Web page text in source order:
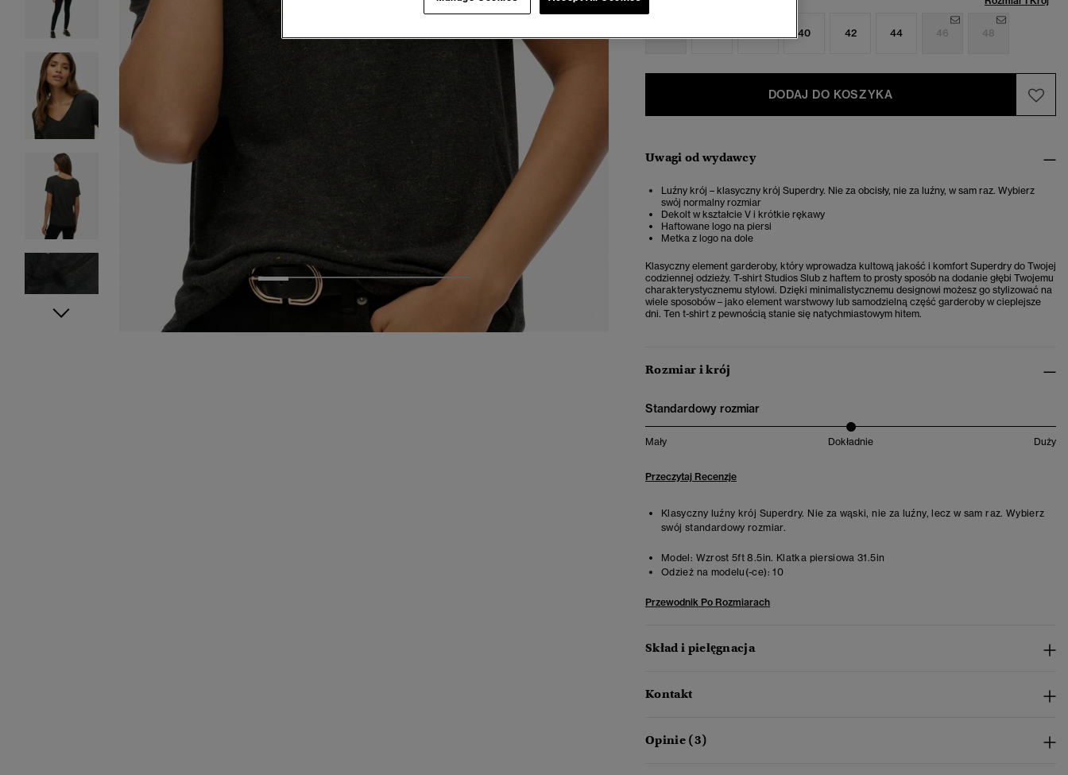
6
40 42 44 46 48
DODAJ DO KOSZYKA
Uwagi od wydawcy
Luźny krój – klasyczny krój Superdry. Nie za obcisły, nie za luźny, w sam raz. Wybierz
swój normalny rozmiar
Dekolt w kształcie V i krótkie rękawy
Haftowane logo na piersi
Metka z logo na dole
Klasyczny element garderoby, który wprowadza kultową jakość i komfort Superdry do Twojej
codziennej odzieży. T-shirt Studios Slub z haftem to prosty sposób na dodanie głębi Twojemu
charakterystycznemu stylowi. Dzięki minimalistycznemu designowi możesz go stylizować na
wiele sposobów – jako element warstwowy lub samodzielną część garderoby w cieplejsze
dni. Ten t-shirt z pewnością stanie się natychmiastowym hitem.
Rozmiar i krój
Standardowy rozmiar
Mały Dokładnie Duży
Przeczytaj Recenzje
Klasyczny luźny krój Superdry. Nie za wąski, nie za luźny, lecz w sam raz. Wybierz
swój standardowy rozmiar.
Model: Wzrost 5ft 8.5in. Klatka piersiowa 31.5in
Odzież na modelu(-ce): 10
Przewodnik Po Rozmiarach
Skład i pielęgnacja
Kontakt
Opinie (3)